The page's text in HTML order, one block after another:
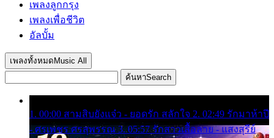
เพลงลูกกรุง
เพลงเพื่อชีวิต
อัลบั้ม
เพลงทั้งหมด Music All
ค้นหาSearch
1. 00:00 สามสิบยังแจ๋ว - ยอดรัก สลักใจ 2. 02:49 รักมาห้าปี
- ศรเพชร ศรสุพรรณ 3. 05:57 รักสาวเสื้อลาย - แสงสุรีย์